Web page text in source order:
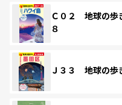
Ｃ０２ 地球の
８
Ｊ３３ 地球の